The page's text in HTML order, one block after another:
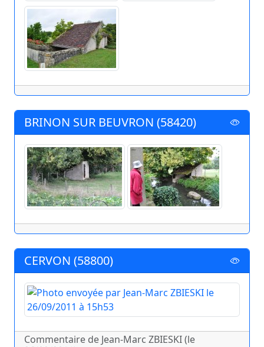
BRINON SUR BEUVRON (58420)
CERVON (58800)
Commentaire de Jean-Marc ZBIESKI (le